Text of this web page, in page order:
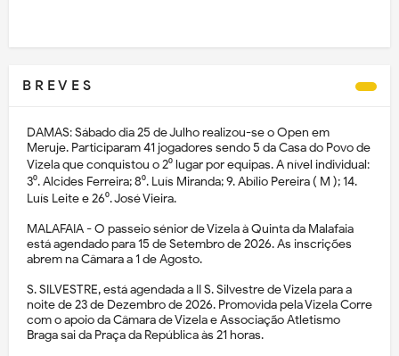
B R E V E S
DAMAS: Sábado dia 25 de Julho realizou-se o Open em
Meruje. Participaram 41 jogadores sendo 5 da Casa do Povo de
Vizela que conquistou o 2⁰ lugar por equipas. A nível individual:
3⁰. Alcides Ferreira; 8⁰. Luís Miranda; 9. Abílio Pereira ( M ); 14.
Luís Leite e 26⁰. José Vieira.
MALAFAIA - O passeio sénior de Vizela à Quinta da Malafaia
está agendado para 15 de Setembro de 2026. As inscrições
abrem na Câmara a 1 de Agosto.
S. SILVESTRE, está agendada a II S. Silvestre de Vizela para a
noite de 23 de Dezembro de 2026. Promovida pela Vizela Corre
com o apoio da Câmara de Vizela e Associação Atletismo
Braga sai da Praça da República às 21 horas.